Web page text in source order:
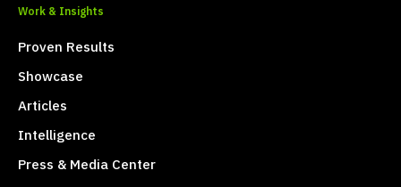
Work & Insights
Proven Results
Showcase
Articles
Intelligence
Press & Media Center